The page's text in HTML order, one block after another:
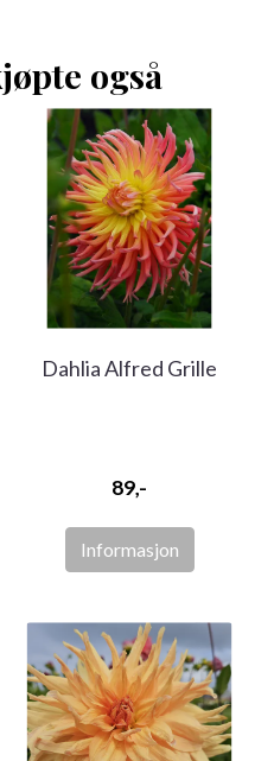
også
Dahlia Alfred Grille
89,-
Informasjon